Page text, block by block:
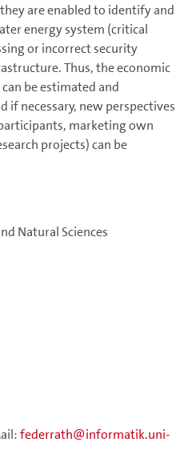
are enabled to identify and
energy system (critical
or incorrect security
Thus, the economic
be estimated and
if necessary, new perspectives
marketing own
projects) can be
Natural Sciences
federrath
informatik.uni-